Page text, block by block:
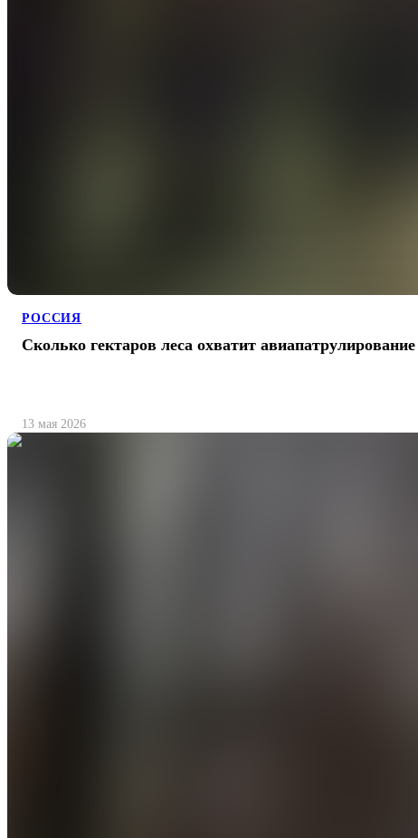
РОССИЯ
Сколько гектаров леса охватит авиапатрулирование
13 мая 2026